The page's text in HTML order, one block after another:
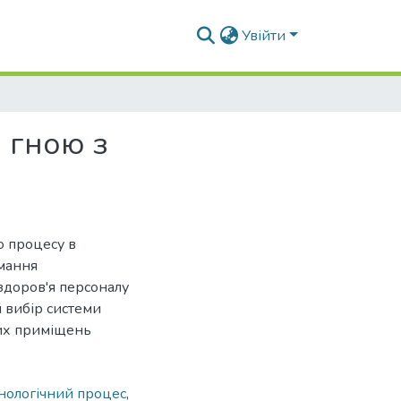
Увійти
гною з
процесу в
персоналу
системи
приміщень
процес,